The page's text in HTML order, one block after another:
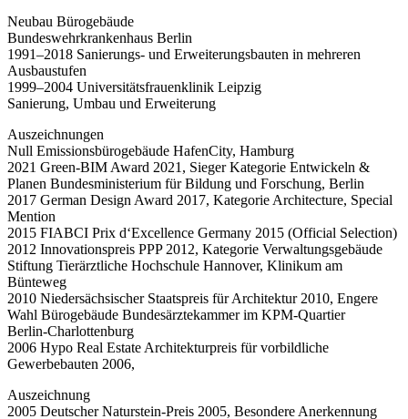
Neubau Bürogebäude
Bundeswehrkrankenhaus Berlin
1991–2018 Sanierungs- und Erweiterungsbauten in mehreren
Ausbaustufen
1999–2004 Universitätsfrauenklinik Leipzig
Sanierung, Umbau und Erweiterung
Auszeichnungen
Null Emissionsbürogebäude HafenCity, Hamburg
2021 Green-BIM Award 2021, Sieger Kategorie Entwickeln &
Planen Bundesministerium für Bildung und Forschung, Berlin
2017 German Design Award 2017, Kategorie Architecture, Special
Mention
2015 FIABCI Prix d‘Excellence Germany 2015 (Official Selection)
2012 Innovationspreis PPP 2012, Kategorie Verwaltungsgebäude
Stiftung Tierärztliche Hochschule Hannover, Klinikum am
Bünteweg
2010 Niedersächsischer Staatspreis für Architektur 2010, Engere
Wahl Bürogebäude Bundesärztekammer im KPM-Quartier
Berlin-Charlottenburg
2006 Hypo Real Estate Architekturpreis für vorbildliche
Gewerbebauten 2006,
Auszeichnung
2005 Deutscher Naturstein-Preis 2005, Besondere Anerkennung